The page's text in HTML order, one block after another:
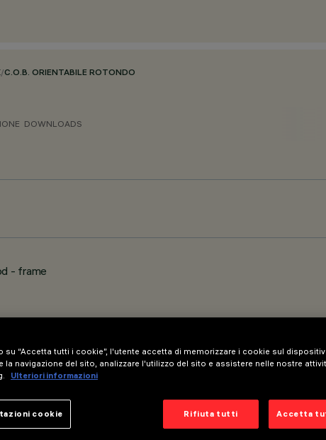
/C.O.B. ORIENTABILE ROTONDO
DOWNLOADS
- frame
su “Accetta tutti i cookie”, l'utente accetta di memorizzare i cookie sul
la navigazione del sito, analizzare l'utilizzo del sito e assistere nelle nostre
Ulteriori informazioni
Rifiuta tutti Accetta
cookie